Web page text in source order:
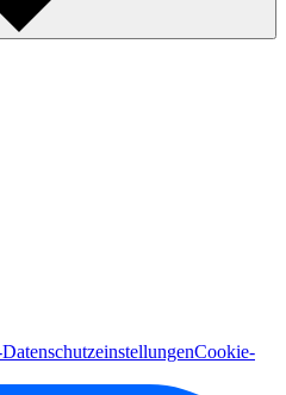
Cookie-